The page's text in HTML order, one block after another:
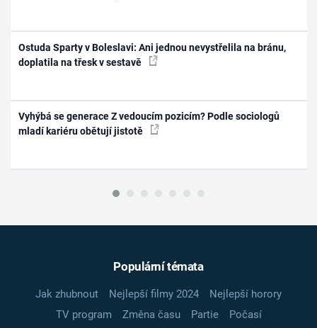
Ostuda Sparty v Boleslavi: Ani jednou nevystřelila na bránu,
doplatila na třesk v sestavě
Vyhýbá se generace Z vedoucím pozicím? Podle sociologů
mladí kariéru obětují jistotě
Populární témata
Jak zhubnout Nejlepší filmy 2024
Nejlepší horory
TV program
Změna času Partie
Počasí